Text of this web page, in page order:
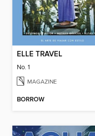
ELLE TRAVEL
No. 1
MAGAZINE
BORROW